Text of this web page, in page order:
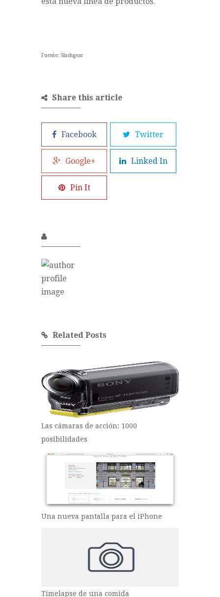
Fuente: Slashgear
Share this article
Facebook Twitter
Google+ Linked In
Pin It
Related Posts
Las cámaras de acción: 1000
posibilidades
Una nueva pantalla para el iPhone
Timelapse de una comida